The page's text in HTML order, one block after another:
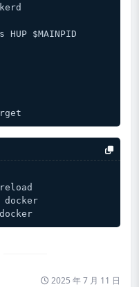
$MAINPID
2025 年 7 月 11 日